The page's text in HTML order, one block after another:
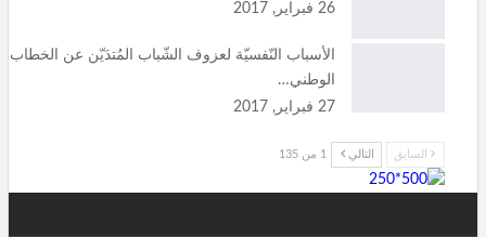
26 فبراير, 2017
الأسباب النّفسيّة لعزوف الشّباب المُتدَيّن عن الخطاب
الوطني…
27 فبراير, 2017
السابق التالي 1 من 135